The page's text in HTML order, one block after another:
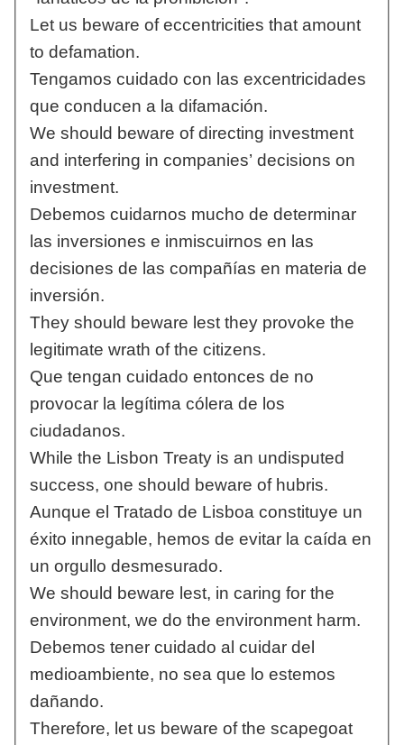
Let us beware of eccentricities that amount
to defamation.
Tengamos cuidado con las excentricidades
que conducen a la difamación.
We should beware of directing investment
and interfering in companies’ decisions on
investment.
Debemos cuidarnos mucho de determinar
las inversiones e inmiscuirnos en las
decisiones de las compañías en materia de
inversión.
They should beware lest they provoke the
legitimate wrath of the citizens.
Que tengan cuidado entonces de no
provocar la legítima cólera de los
ciudadanos.
While the Lisbon Treaty is an undisputed
success, one should beware of hubris.
Aunque el Tratado de Lisboa constituye un
éxito innegable, hemos de evitar la caída en
un orgullo desmesurado.
We should beware lest, in caring for the
environment, we do the environment harm.
Debemos tener cuidado al cuidar del
medioambiente, no sea que lo estemos
dañando.
Therefore, let us beware of the scapegoat